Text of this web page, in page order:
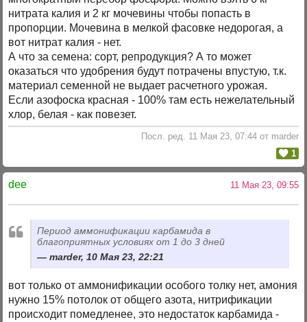
нитрата калия и 2 кг мочевины чтобы попасть в
пропорции. Мочевина в мелкой фасовке недорогая, а
вот нитрат калия - нет.
А что за семена: сорт, репродукция? А то может
оказаться что удобрения будут потрачены впустую, т.к.
материал семенной не выдает расчетного урожая.
Если азофоска красная - 100% там есть нежелательный
хлор, белая - как повезет.
Посл. ред. 11 Мая 23, 07:44 от marder
1
dee 11 Мая 23, 09:55
Период аммонификации карбамида в
благоприятных условиях от 1 до 3 дней
marder, 10 Мая 23, 22:21
вот только от аммонификации особого толку нет, амония
нужно 15% потолок от общего азота, нитрификации
происходит помедленее, это недостаток карбамида -